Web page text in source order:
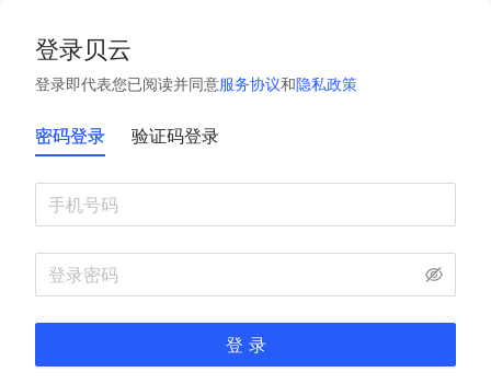
登录贝云
登录即代表您已阅读并同意服务协议和隐私政策
密码登录 验证码登录
登 录